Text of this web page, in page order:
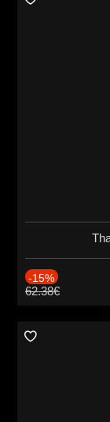
-15%
62.38€